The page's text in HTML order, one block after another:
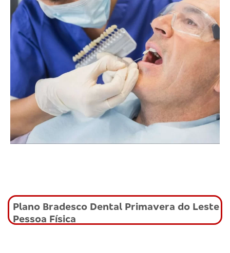
Plano Bradesco Dental Primavera do Leste
Pessoa Física